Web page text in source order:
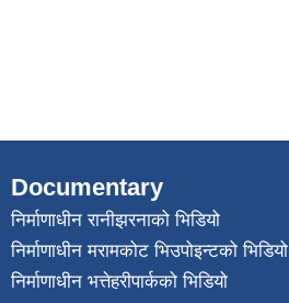
Documentary
निर्माणाधीन रानीझरनाको भिडियो
निर्माणाधीन मरामकोट भिउपोइन्टको भिडियो
निर्माणाधीन भत्तेहरीपार्कको भिडियो